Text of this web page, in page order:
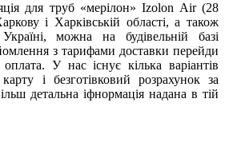
для труб «мерілон» Izolon Air (28
і Харківській області, а також
можна на будівельній базі
з тарифами доставки перейди
У нас існує кілька варіантів
і безготівковий розрахунок за
детальна іфнормація надана в тій